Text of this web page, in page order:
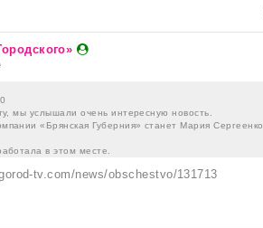
мы услышали очень интересную новость.
«Брянская Губерния» станет Мария Сергеенко.
в этом месте.
tv.com/news/obschestvo/131713